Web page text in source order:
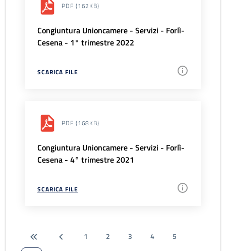
PDF (162KB)
Congiuntura Unioncamere - Servizi - Forlì-
Cesena - 1° trimestre 2022
SCARICA FILE
PDF (168KB)
Congiuntura Unioncamere - Servizi - Forlì-
Cesena - 4° trimestre 2021
SCARICA FILE
1 2 3 4
5